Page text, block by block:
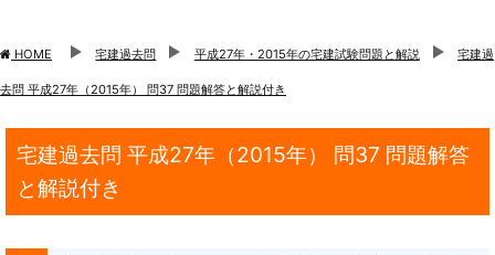
HOME 宅建過去問 平成27年・2015年の宅建試験問題と解説 宅建過
去問 平成27年（2015年） 問37 問題解答と解説付き
宅建過去問 平成27年（2015年） 問37 問題解答
と解説付き